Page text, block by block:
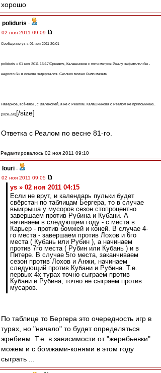
хорошо
poliduris -
02 ноя 2011 09:09
Сообщение ys » 01 ноя 2011 20:01
poliduris » 01 ноя 2011 16:17Юрьевич, Калашников с пяти метров Реалу зафитилил бы -
надолго бы в основе задержался. Сколько можно было мазать
Наверное, всё-таки , с Валенсией, а не с Реалом. Калашникова с Реалом не припоминаю..
[size=50][/size]
Ответка с Реалом по весне 81-го.
Редактировалось 02 ноя 2011 09:10
Iouri -
02 ноя 2011 09:05
ys » 02 ноя 2011 04:15
Если не врут, и календарь пульки будет
свёрстан по таблицам Бергера, то в случае
выигрыша у мусоров сезон стопроцентно
завершаем против Рубина и Кубани. А
начинаем в следующем году - с места в
Карьер - против бомжей и коней. В случае 4-
го места - завершаем против Лохов и 6го
места ( Кубань или Рубин ), а начинаем
против 7го места ( Рубин или Кубань ) и в
Питере. В случае 5го места, заканчиваем
сезон против Лохов и Анжи, начинаем
следующий против Кубани и Рубина. Т.е.
первых 4х турах точно сыграем против
Кубани и Рубина, точно не сыграем против
мусаров.
По таблице то Бергера это очередность игр в
турах, но "начало" то будет определяться
жребием. Т.е. в зависимости от "жеребьевки"
можем и с бомжами-конями в этом году
сыграть ...